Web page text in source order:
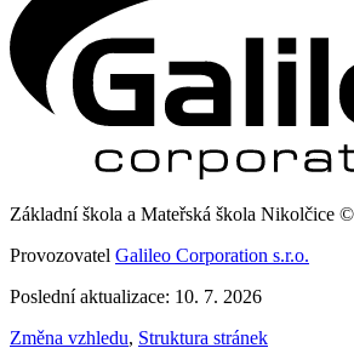
Základní škola a Mateřská škola Nikolčice
Provozovatel Galileo Corporation s.r.o.
Poslední aktualizace: 10. 7. 2026
Změna vzhledu, Struktura stránek